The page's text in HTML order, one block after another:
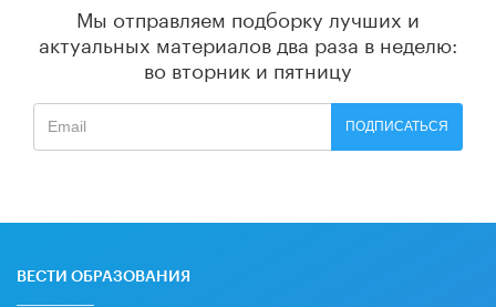
Мы отправляем подборку лучших и
актуальных материалов два раза в неделю:
во вторник и пятницу
ПОДПИСАТЬСЯ
ВЕСТИ ОБРАЗОВАНИЯ